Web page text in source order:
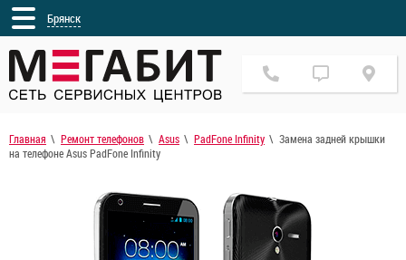
Брянск
Главная Ремонт телефонов Asus PadFone Infinity
Замена задней крышки
на телефоне Asus PadFone Infinity